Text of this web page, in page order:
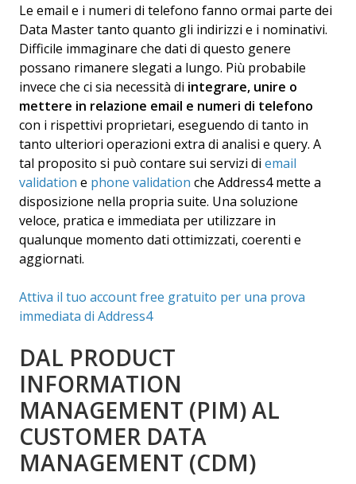
Le email e i numeri di telefono fanno ormai parte dei
Data Master tanto quanto gli indirizzi e i nominativi.
Difficile immaginare che dati di questo genere
possano rimanere slegati a lungo. Più probabile
invece che ci sia necessità di integrare, unire o
mettere in relazione email e numeri di telefono
con i rispettivi proprietari, eseguendo di tanto in
tanto ulteriori operazioni extra di analisi e query. A
tal proposito si può contare sui servizi di email
validation e phone validation che Address4 mette a
disposizione nella propria suite. Una soluzione
veloce, pratica e immediata per utilizzare in
qualunque momento dati ottimizzati, coerenti e
aggiornati.
Attiva il tuo account free gratuito per una prova
immediata di Address4
DAL PRODUCT
INFORMATION
MANAGEMENT (PIM) AL
CUSTOMER DATA
MANAGEMENT (CDM)